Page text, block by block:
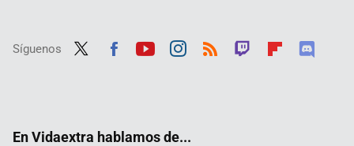
Síguenos
En Vidaextra hablamos de...